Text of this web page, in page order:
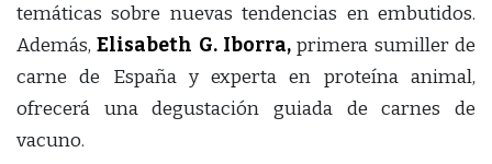
temáticas sobre nuevas tendencias en embutidos.
Además,Elisabeth G. Iborra, primera sumiller de
carne de España y experta en proteína animal,
ofrecerá una degustación guiada de carnes de
vacuno.